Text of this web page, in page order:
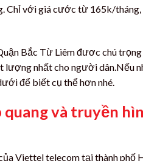
Chỉ với giá cước từ 165k/
Bắc Từ Liêm đươc chú trọng
lượng nhất cho người dân.Nếu
để biết cụ thể hơn nhé.
và truyền
Viettel telecom tại thành phố